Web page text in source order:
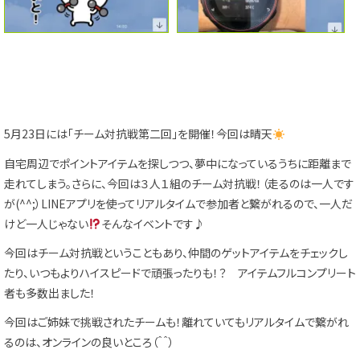
5月23日には「チーム対抗戦第二回」を開催！今回は晴天
自宅周辺でポイントアイテムを探しつつ、夢中になっているうちに距離まで
走れてしまう。さらに、今回は３人１組のチーム対抗戦！（走るのは一人です
が(^^;）LINEアプリを使ってリアルタイムで参加者と繋がれるので、一人だ
けど一人じゃない
そんなイベントです♪
今回はチーム対抗戦ということもあり、仲間のゲットアイテムをチェックし
たり、いつもよりハイスピードで頑張ったりも！？ アイテムフルコンプリート
者も多数出ました！
今回はご姉妹で挑戦されたチームも！離れていてもリアルタイムで繋がれ
るのは、オンラインの良いところ（＾＾）